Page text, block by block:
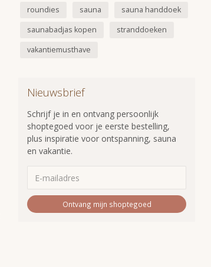
roundies
sauna
sauna handdoek
saunabadjas kopen
stranddoeken
vakantiemusthave
Nieuwsbrief
Schrijf je in en ontvang persoonlijk
shoptegoed voor je eerste bestelling,
plus inspiratie voor ontspanning, sauna
en vakantie.
Ontvang mijn shoptegoed